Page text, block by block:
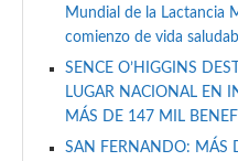
Mundial de la Lactancia
comienzo de vida
SENCE O’HIGGINS
LUGAR NACIONAL EN
MÁS DE 147 MIL
SAN FERNANDO: MÁS